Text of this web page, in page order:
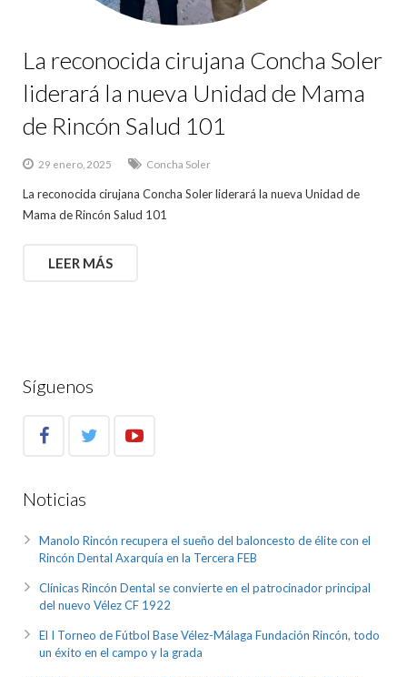
La reconocida cirujana Concha Soler
liderará la nueva Unidad de Mama
de Rincón Salud 101
29 enero, 2025 Concha Soler
La reconocida cirujana Concha Soler liderará la nueva Unidad de
Mama de Rincón Salud 101
LEER MÁS
Síguenos
Noticias
Manolo Rincón recupera el sueño del baloncesto de élite con el
Rincón Dental Axarquía en la Tercera FEB
Clínicas Rincón Dental se convierte en el patrocinador principal
del nuevo Vélez CF 1922
El I Torneo de Fútbol Base Vélez-Málaga Fundación Rincón, todo
un éxito en el campo y la grada